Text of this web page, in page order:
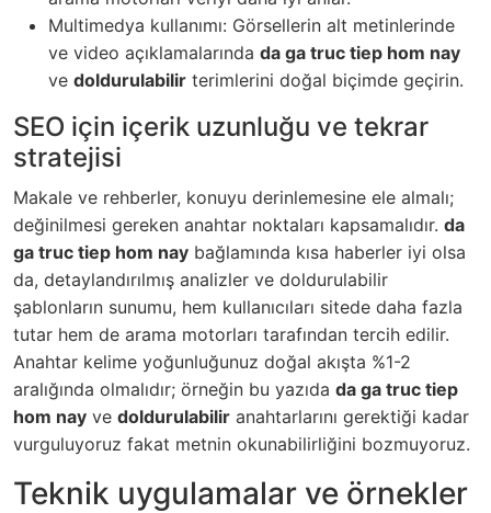
Multimedya kullanımı: Görsellerin alt metinlerinde
ve video açıklamalarında da ga truc tiep hom nay
ve doldurulabilir terimlerini doğal biçimde geçirin.
SEO için içerik uzunluğu ve tekrar
stratejisi
Makale ve rehberler, konuyu derinlemesine ele almalı;
değinilmesi gereken anahtar noktaları kapsamalıdır. da
ga truc tiep hom nay bağlamında kısa haberler iyi olsa
da, detaylandırılmış analizler ve doldurulabilir
şablonların sunumu, hem kullanıcıları sitede daha fazla
tutar hem de arama motorları tarafından tercih edilir.
Anahtar kelime yoğunluğunuz doğal akışta %1-2
aralığında olmalıdır; örneğin bu yazıda da ga truc tiep
hom nay ve doldurulabilir anahtarlarını gerektiği kadar
vurguluyoruz fakat metnin okunabilirliğini bozmuyoruz.
Teknik uygulamalar ve örnekler